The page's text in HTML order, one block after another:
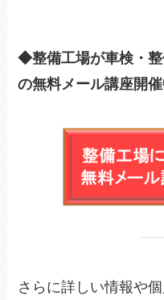
◆整備工場が車検・
の無料メール講座開催
さらに詳しい情報や